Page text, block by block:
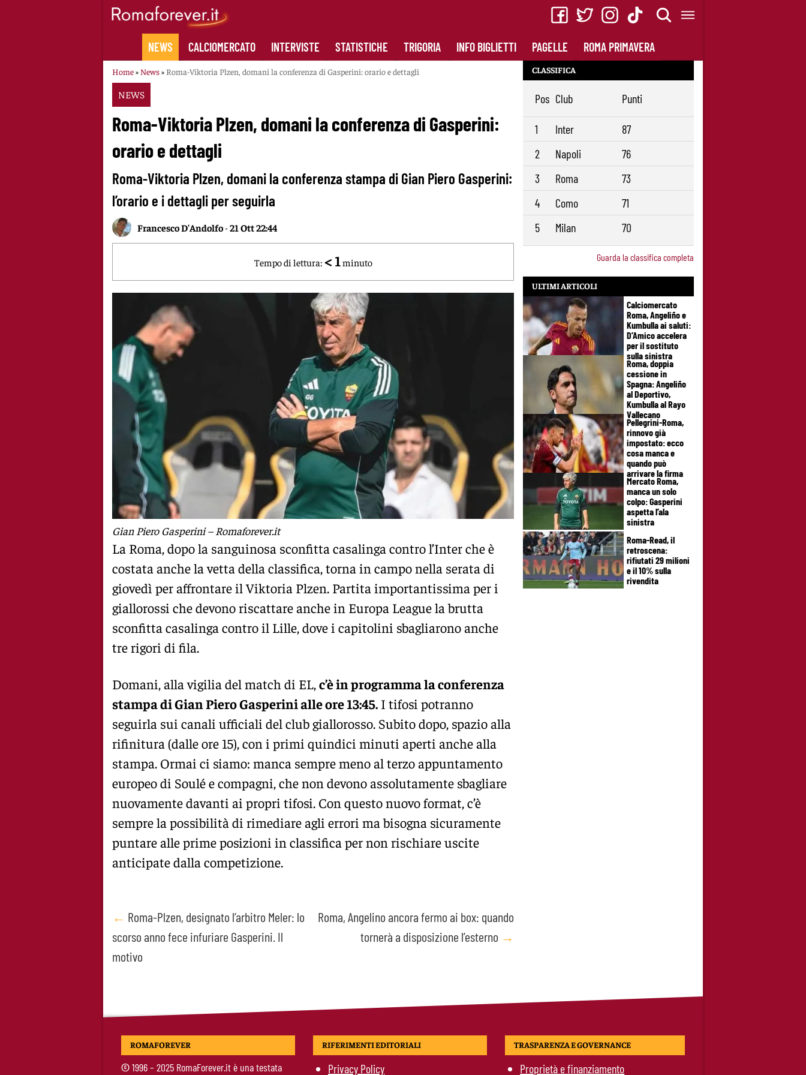
NEWS CALCIOMERCATO INTERVISTE STATISTICHE TRIGORIA INFO BIGLIETTI PAGELLE ROMA PRIMAVERA
Home» News» Roma-Viktoria Plzen, domani la conferenza di Gasperini: orario e dettagli
NEWS
Roma-Viktoria Plzen, domani la conferenza di Gasperini:
orario e dettagli
Roma-Viktoria Plzen, domani la conferenza stampa di Gian Piero Gasperini:
l’orario e i dettagli per seguirla
Francesco D'Andolfo-21 Ott 22:44
Tempo di lettura: < 1 minuto
Gian Piero Gasperini – Romaforever.it
La Roma, dopo la sanguinosa sconfitta casalinga contro l’Inter che è
costata anche la vetta della classifica, torna in campo nella serata di
giovedì per affrontare il Viktoria Plzen. Partita importantissima per i
giallorossi che devono riscattare anche in Europa League la brutta
sconfitta casalinga contro il Lille, dove i capitolini sbagliarono anche
tre rigori di fila.
Domani, alla vigilia del match di EL,c’è in programma la conferenza
stampa di Gian Piero Gasperini alle ore 13:45. I tifosi potranno
seguirla sui canali ufficiali del club giallorosso. Subito dopo, spazio alla
rifinitura (dalle ore 15), con i primi quindici minuti aperti anche alla
stampa. Ormai ci siamo: manca sempre meno al terzo appuntamento
europeo di Soulé e compagni, che non devono assolutamente sbagliare
nuovamente davanti ai propri tifosi. Con questo nuovo format, c’è
sempre la possibilità di rimediare agli errori ma bisogna sicuramente
puntare alle prime posizioni in classifica per non rischiare uscite
anticipate dalla competizione.
Post
navigation
← Roma-Plzen, designato l’arbitro Meler: lo
scorso anno fece infuriare Gasperini. Il
motivo
Roma, Angelino ancora fermo ai box: quando
tornerà a disposizione l’esterno →
CLASSIFICA
Pos Club Punti
1 Inter
87
2
Napoli
76
3
Roma
73
4
Como
71
5
Milan 70
Guarda la classifica completa
ULTIMI ARTICOLI
Calciomercato
Roma, Angeliño e
Kumbulla ai saluti:
D’Amico accelera
per il sostituto
sulla sinistra
Roma, doppia
cessione in
Spagna: Angeliño
al Deportivo,
Kumbulla al Rayo
Vallecano
Pellegrini-Roma,
rinnovo già
impostato: ecco
cosa manca e
quando può
arrivare la firma
Mercato Roma,
manca un solo
colpo: Gasperini
aspetta l’ala
sinistra
Roma-Read, il
retroscena:
rifiutati 29 milioni
e il 10% sulla
rivendita
ROMAFOREVER
©1996 – 2025 RomaForever.it è una testata
RIFERIMENTI EDITORIALI
Privacy Policy
TRASPARENZA E GOVERNANCE
Proprietà e finanziamento